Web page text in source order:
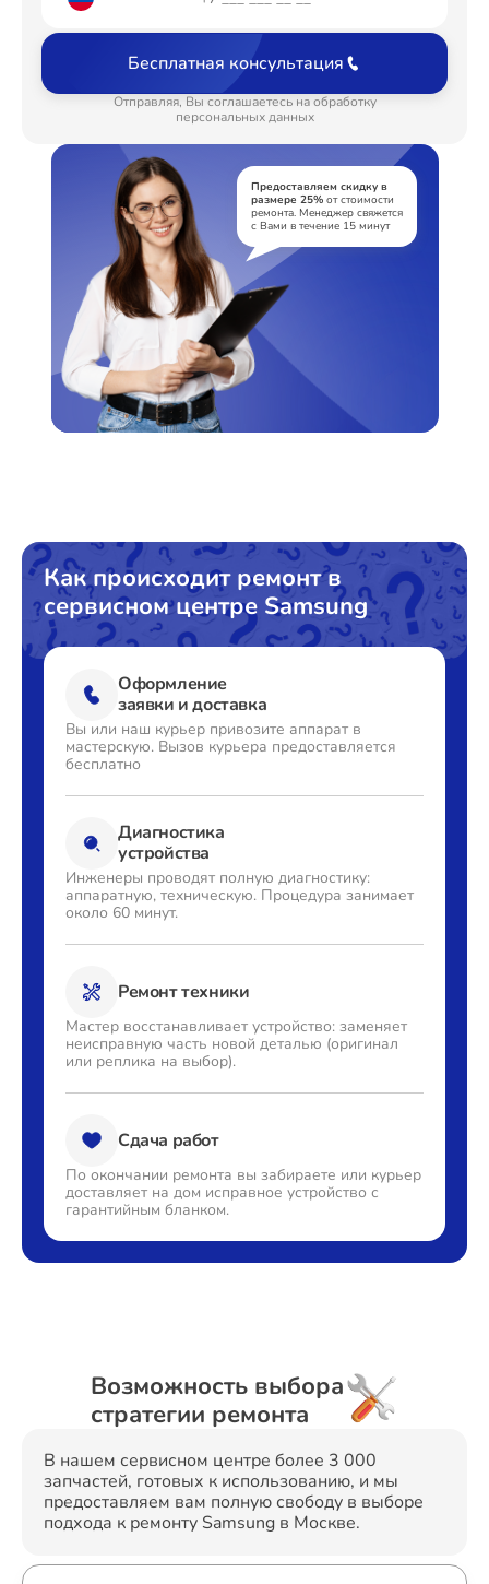
Замена затвора от 2300₽
Программный ремонт от 2900₽
Бесплатная консультация
Отправляя, Вы соглашаетесь на обработку
персональных данных
Предоставляем скидку в
размере 25%от стоимости
ремонта. Менеджер свяжется
с Вами в течение 15 минут
Как происходит ремонт в
сервисном центре Samsung
Оформление
заявки и доставка
Вы или наш курьер привозите аппарат в
мастерскую. Вызов курьера предоставляется
бесплатно
Диагностика
устройства
Инженеры проводят полную диагностику:
аппаратную, техническую. Процедура занимает
около 60 минут.
Ремонт техники
Мастер восстанавливает устройство: заменяет
неисправную часть новой деталью (оригинал
или реплика на выбор).
Сдача работ
По окончании ремонта вы забираете или курьер
доставляет на дом исправное устройство с
гарантийным бланком.
Возможность выбора
стратегии ремонта
В нашем сервисном центре более 3 000
запчастей, готовых к использованию, и мы
предоставляем вам полную свободу в выборе
подхода к ремонту Samsung в Москве.